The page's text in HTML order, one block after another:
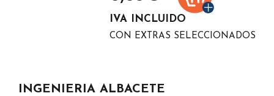
IVA INCLUIDO
CON EXTRAS SELECCIONADOS
INGENIERIA ALBACETE